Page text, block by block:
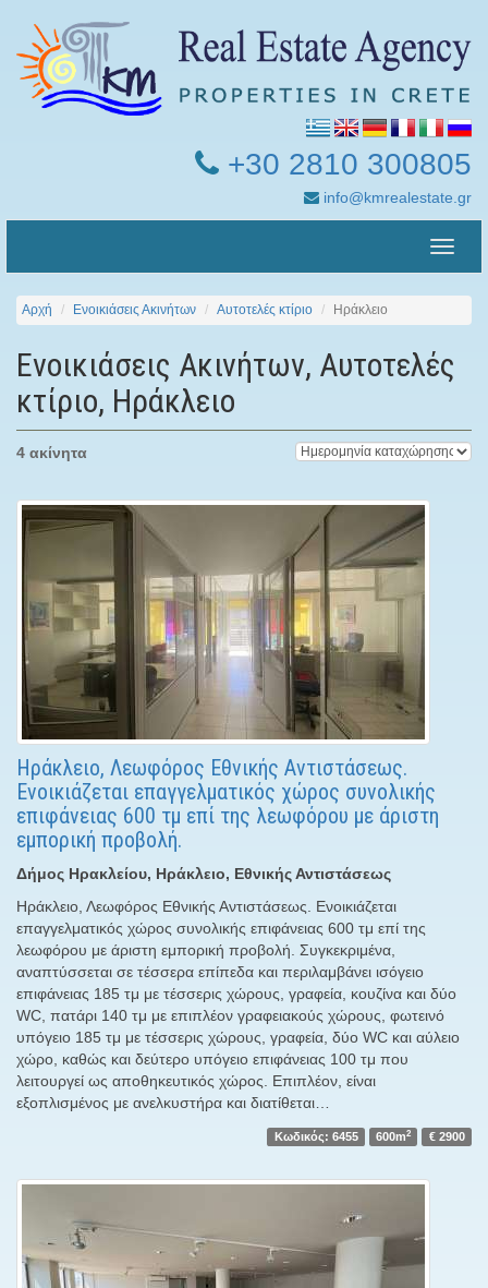
+30 2810 300805
info@kmrealestate.gr
Toggle
Αρχή Ενοικιάσεις Ακινήτων Αυτοτελές κτίριο Ηράκλειο
Ενοικιάσεις Ακινήτων, Αυτοτελές
κτίριο, Ηράκλειο
4 ακίνητα
Ηράκλειο, Λεωφόρος Εθνικής Αντιστάσεως.
Ενοικιάζεται επαγγελματικός χώρος συνολικής
επιφάνειας 600 τμ επί της λεωφόρου με άριστη
εμπορική προβολή.
Δήμος Ηρακλείου, Ηράκλειο, Εθνικής Αντιστάσεως
Ηράκλειο, Λεωφόρος Εθνικής Αντιστάσεως. Ενοικιάζεται
επαγγελματικός χώρος συνολικής επιφάνειας 600 τμ επί της
λεωφόρου με άριστη εμπορική προβολή. Συγκεκριμένα,
αναπτύσσεται σε τέσσερα επίπεδα και περιλαμβάνει ισόγειο
επιφάνειας 185 τμ με τέσσερις χώρους, γραφεία, κουζίνα και δύο
WC, πατάρι 140 τμ με επιπλέον γραφειακούς χώρους, φωτεινό
υπόγειο 185 τμ με τέσσερις χώρους, γραφεία, δύο WC και αύλειο
χώρο, καθώς και δεύτερο υπόγειο επιφάνειας 100 τμ που
λειτουργεί ως αποθηκευτικός χώρος. Επιπλέον, είναι
εξοπλισμένος με ανελκυστήρα και διατίθεται…
Κωδικός: 6455 600m2 € 2900